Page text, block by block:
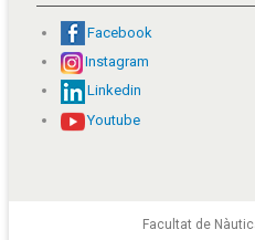
Facebook
Instagram
Linkedin
Youtube
Facultat de